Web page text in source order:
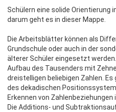
Schülern eine solide Orientierung
darum geht es in dieser Mappe.
Die Arbeitsblätter können als
Grundschule oder auch in der
älterer Schüler eingesetzt
Aufbau des Tausenders mit
dreistelligen beliebigen Zahlen.
des dekadischen
Erkennen von
Die Additions- und